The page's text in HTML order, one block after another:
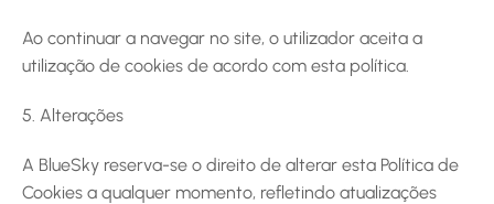
Ao continuar a navegar no site, o utilizador aceita a
utilização de cookies de acordo com esta política.
5. Alterações
A BlueSky reserva-se o direito de alterar esta Política de
Cookies a qualquer momento, refletindo atualizações